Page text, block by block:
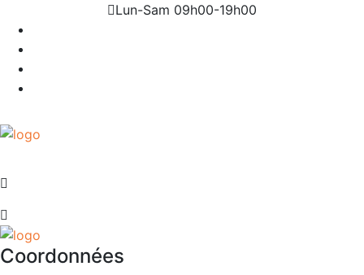
Lun-Sam 09h00-19h00
Coordonnées